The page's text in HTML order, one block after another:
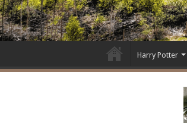
Harry Potter